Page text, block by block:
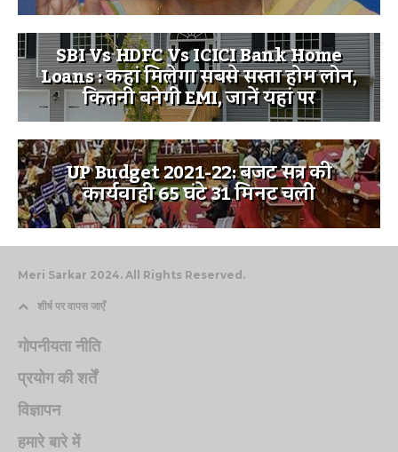
SBI Vs HDFC Vs ICICI Bank Home
Loans : कहां मिलेगा सबसे सस्ता होम लोन,
कितनी बनेगी EMI, जानें यहां पर
UP Budget 2021-22: बजट सत्र की
कार्यवाही 65 घंटे 31 मिनट चली
Meri Sarkar 2024. All Rights Reserved.
शीर्ष पर वापस जाएँ
गोपनीयता नीति
प्रयोग की शर्तें
विज्ञापन
हमारे बारे में